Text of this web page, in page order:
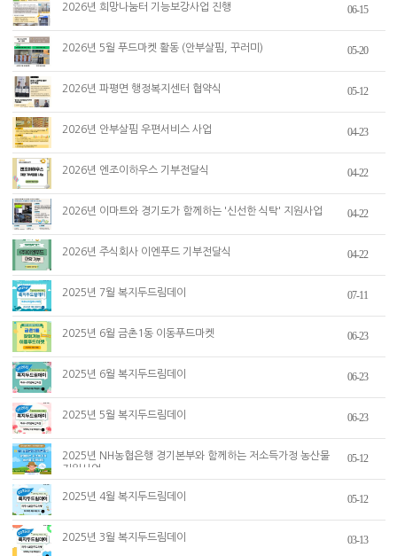
2026년 희망나눔터 기능보강사업 진행 06-15
2026년 5월 푸드마켓 활동 (안부살핌, 꾸러미) 05-20
2026년 파평면 행정복지센터 협약식 05-12
2026년 안부살핌 우편서비스 사업 04-23
2026년 엔조이하우스 기부전달식 04-22
2026년 이마트와 경기도가 함께하는 '신선한 식탁' 지원사업 04-22
2026년 주식회사 이엔푸드 기부전달식 04-22
2025년 7월 복지두드림데이 07-11
2025년 6월 금촌1동 이동푸드마켓 06-23
2025년 6월 복지두드림데이 06-23
2025년 5월 복지두드림데이 06-23
2025년 NH농협은행 경기본부와 함께하는 저소득가정 농산물
지원사업
05-12
2025년 4월 복지두드림데이 05-12
2025년 3월 복지두드림데이 03-13